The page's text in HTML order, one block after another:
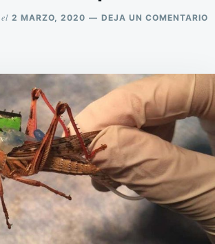
el 2 MARZO, 2020 DEJA UN COMENTARIO